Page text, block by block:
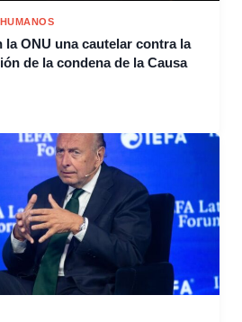
ONU una cautelar contra la
de la condena de la Causa